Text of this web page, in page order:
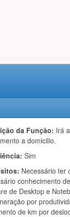
da Função: Irá
a domicilio.
Sim
Necessário ter
conhecimento
de Desktop e
por
de km por